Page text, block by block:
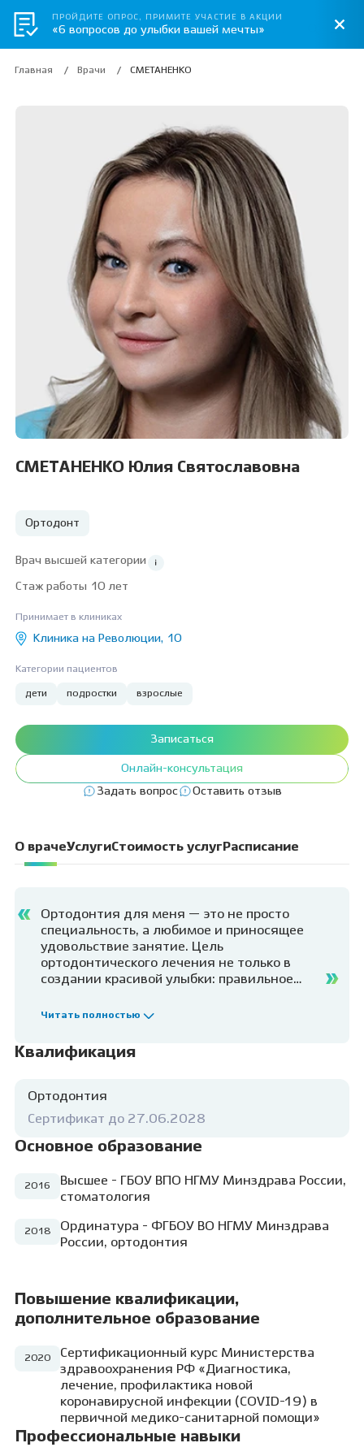
Главная Врачи СМЕТАНЕНКО
СМЕТАНЕНКО Юлия Святославовна
Ортодонт
Врач высшей категории
Стаж работы 10 лет
Принимает в клиниках
Клиника на Революции, 10
Категории пациентов
дети подростки взрослые
Записаться
Онлайн-консультация
Задать вопрос
Оставить отзыв
О врачеУслугиСтоимость услуг Расписание
Ортодонтия для меня — это не просто
специальность, а любимое и приносящее
удовольствие занятие. Цель
ортодонтического лечения не только в
создании красивой улыбки: правильное
это залог здоровья всей зубочелюстной
приходит к своему ортодонту раз в месяц,
но не как к врачу, а как к доброму другу. Я
очень важно, меняется сам человек — у
становится увереннее в себе и, самое
главное, счастливее. Это ли не высшая
награда для врача — знать, что твоя работа
каждый день приносят людям здоровье,
радость и счастье?
Читать полностью
Квалификация
Ортодонтия
Сертификат до 27.06.2028
Основное образование
2016
Высшее - ГБОУ ВПО НГМУ Минздрава России,
стоматология
2018
Ординатура - ФГБОУ ВО НГМУ Минздрава
России, ортодонтия
Повышение квалификации,
дополнительное образование
2020
Сертификационный курс Министерства
здравоохранения РФ «Диагностика,
лечение, профилактика новой
коронавирусной инфекции (COVID-19) в
первичной медико-санитарной помощи»
Профессиональные навыки
ПРОЙДИТЕ ОПРОС, ПРИМИТЕ УЧАСТИЕ В АКЦИИ
«6 вопросов до улыбки вашей мечты»